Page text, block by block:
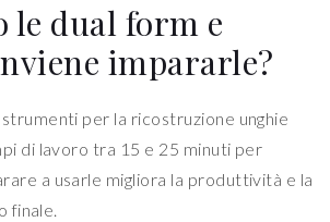
le dual form e
impararle?
per la ricostruzione unghie
di lavoro tra 15 e 25 minuti per
a usarle migliora la produttività e la
finale.